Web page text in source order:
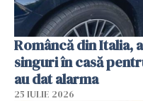
Româncă din Italia,
singuri în casă
au dat alarma
25 IULIE 2026